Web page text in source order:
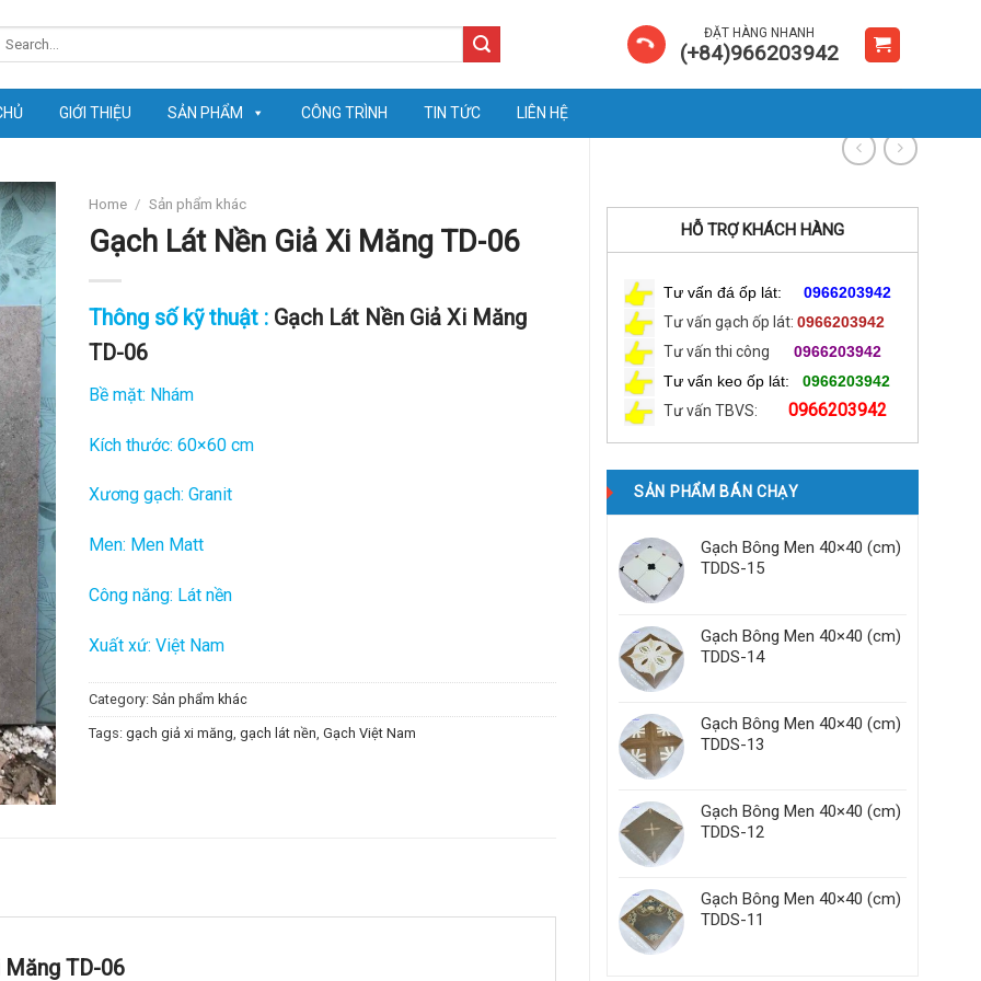
ĐẶT HÀNG NHANH
(+84)966203942
GIỚI THIỆU SẢN PHẨM CÔNG TRÌNH TIN TỨC LIÊN HỆ
HỖ TRỢ KHÁCH HÀNG
Tư vấn đá ốp lát: 0966203942
Tư vấn gạch ốp lát: 0966203942
Tư vấn thi công
0966203942
Tư vấn keo ốp lát:
0966203942
Tư vấn TBVS:
0966203942
SẢN PHẨM BÁN CHẠY
Gạch Bông Men 40×40 (cm)
TDDS-15
Gạch Bông Men 40×40 (cm)
TDDS-14
Gạch Bông Men 40×40 (cm)
TDDS-13
Gạch Bông Men 40×40 (cm)
TDDS-12
Gạch Bông Men 40×40 (cm)
TDDS-11
Home / Sản phẩm khác
Gạch Lát Nền Giả Xi Măng TD-06
Thông số kỹ thuật : Gạch Lát Nền Giả Xi Măng
TD-06
Bề mặt: Nhám
Kích thước: 60×60 cm
Xương gạch: Granit
Men: Men Matt
Công năng: Lát nền
Xuất xứ: Việt Nam
Category: Sản phẩm khác
Tags: gạch giả xi măng gạch lát nền Gạch Việt Nam
Măng TD-06